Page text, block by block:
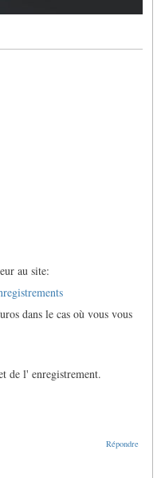
au site:
dans le cas où vous vous
de l' enregistrement.
Répondre